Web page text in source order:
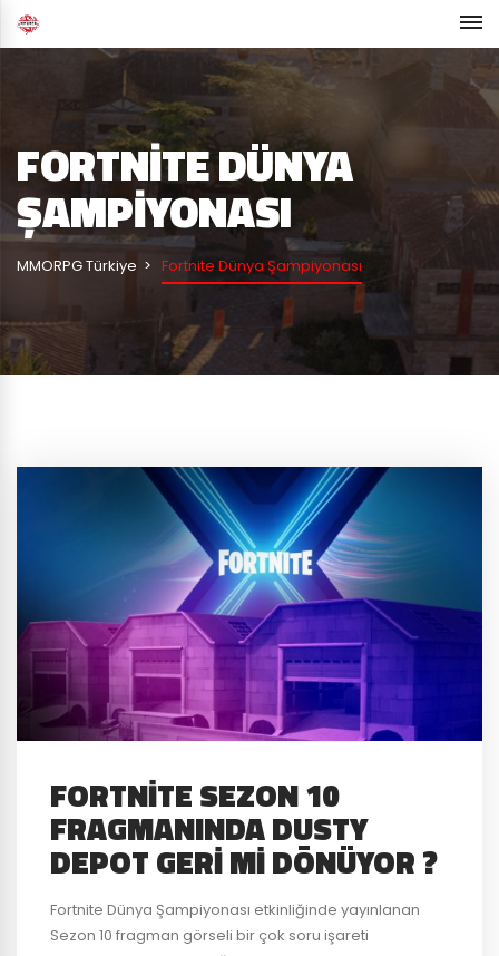
FORTNITE DÜNYA
ŞAMPIYONASI
MMORPG Türkiye Fortnite Dünya Şampiyonası
FORTNITE SEZON 10
FRAGMANINDA DUSTY
DEPOT GERI MI DÖNÜYOR ?
Fortnite Dünya Şampiyonası etkinliğinde yayınlanan
Sezon 10 fragman görseli bir çok soru işareti